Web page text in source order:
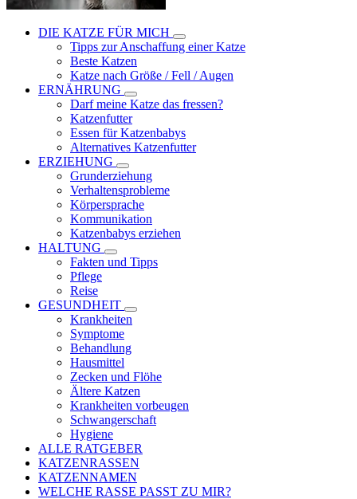
DIE KATZE FÜR MICH
Tipps zur Anschaffung einer Katze
Beste Katzen
Katze nach Größe / Fell / Augen
ERNÄHRUNG
Darf meine Katze das fressen?
Katzenfutter
Essen für Katzenbabys
Alternatives Katzenfutter
ERZIEHUNG
Grunderziehung
Verhaltensprobleme
Körpersprache
Kommunikation
Katzenbabys erziehen
HALTUNG
Fakten und Tipps
Pflege
Reise
GESUNDHEIT
Krankheiten
Symptome
Behandlung
Hausmittel
Zecken und Flöhe
Ältere Katzen
Krankheiten vorbeugen
Schwangerschaft
Hygiene
ALLE RATGEBER
KATZENRASSEN
KATZENNAMEN
WELCHE RASSE PASST ZU MIR?